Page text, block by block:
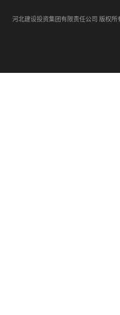
河北建设投资集团有限责任公司 版权所